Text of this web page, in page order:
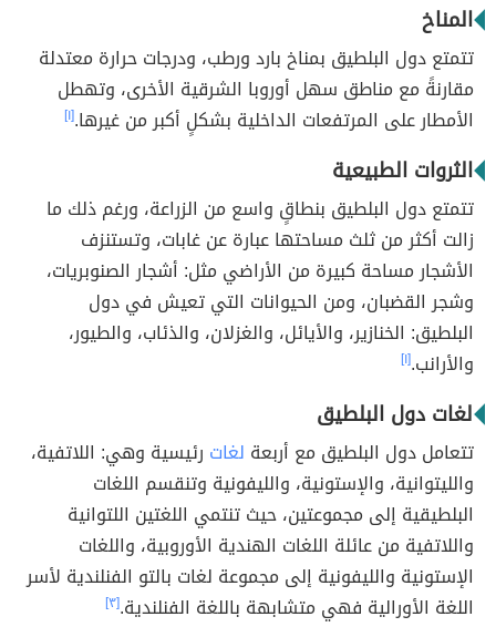
المناخ
تتمتع دول البلطيق بمناخ بارد ورطب، ودرجات حرارة معتدلة
مقارنةً مع مناطق سهل أوروبا الشرقية الأخرى، وتهطل
الأمطار على المرتفعات الداخلية بشكلٍ أكبر من غيرها.[١]
الثروات الطبيعية
تتمتع دول البلطيق بنطاقٍ واسع من الزراعة، ورغم ذلك ما
زالت أكثر من ثلث مساحتها عبارة عن غابات، وتستنزف
الأشجار مساحة كبيرة من الأراضي مثل: أشجار الصنوبريات،
وشجر القضبان، ومن الحيوانات التي تعيش في دول
البلطيق: الخنازير، والأيائل، والغزلان، والذئاب، والطيور،
والأرانب.[١]
لغات دول البلطيق
تتعامل دول البلطيق مع أربعة لغات رئيسية وهي: اللاتفية،
والليتوانية، والإستونية، والليفونية وتنقسم اللغات
البلطيقية إلى مجموعتين، حيث تنتمي اللغتين اللتوانية
واللاتفية من عائلة اللغات الهندية الأوروبية، واللغات
الإستونية والليفونية إلى مجموعة لغات بالتو الفنلندية لأسر
اللغة الأورالية فهي متشابهة باللغة الفنلندية.[٣]